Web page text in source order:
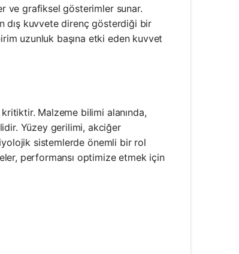
ve grafiksel gösterimler sunar.
dış kuvvete direnç gösterdiği bir
uzunluk başına etki eden kuvvet
Malzeme bilimi alanında,
Yüzey gerilimi, akciğer
sistemlerde önemli bir rol
performansı optimize etmek için